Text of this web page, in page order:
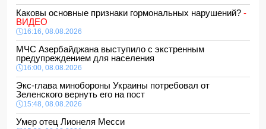
Каковы основные признаки гормональных нарушений? -
ВИДЕО
16:16, 08.08.2026
МЧС Азербайджана выступило с экстренным
предупреждением для населения
16:00, 08.08.2026
Экс-глава минобороны Украины потребовал от
Зеленского вернуть его на пост
15:48, 08.08.2026
Умер отец Лионеля Месси